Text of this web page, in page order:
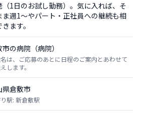
（1日のお試し勤務）。気に入れば、そ
ま週1〜やパート・正社員への継続も相
ます。
の病院（病院）
は、ご応募のあとに日程のご案内とあわせて
します。
県倉敷市
駅: 新倉敷駅